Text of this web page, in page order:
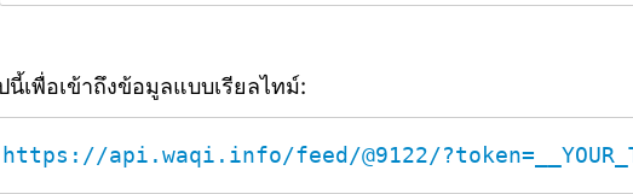
เพื่อเข้าถึงข้อมูลแบบเรียลไทม์:
https://api.waqi.info/feed/@9122/